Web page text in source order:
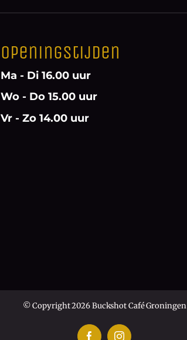
Openingstijden
Ma - Di 16.00 uur
Wo - Do 15.00 uur
Vr - Zo 14.00 uur
© Copyright 2026 Buckshot Café Groningen